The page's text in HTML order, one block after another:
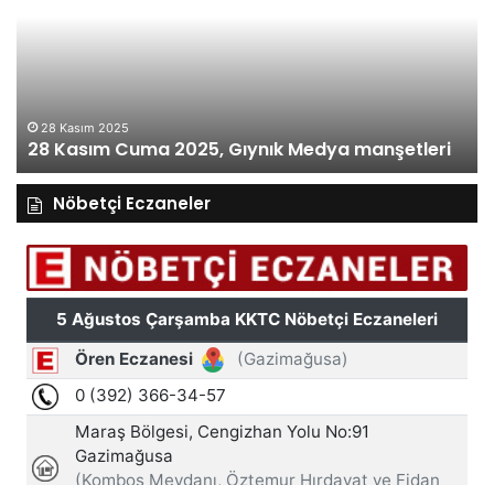
27 Kasım Perşembe 2025, Gıynık Medya
manşetleri
Nöbetçi Eczaneler